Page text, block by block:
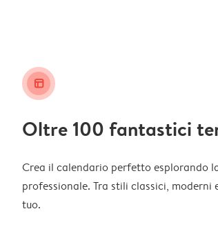
layout_alt
Oltre 100 fantastici
Crea il calendario perfetto esplorando
professionale. Tra stili classici,
tuo.